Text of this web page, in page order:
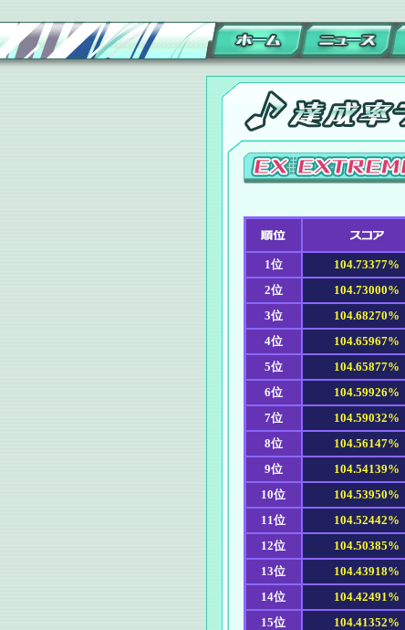
1位 104.73377%
2位
104.73000%
3位
104.68270%
4位
104.65967%
5位
104.65877%
6位
104.59926%
7位
104.59032%
8位
104.56147%
9位
104.54139%
10位
104.53950%
11位
104.52442%
12位
104.50385%
13位
104.43918%
14位
104.42491%
15位
104.41352%